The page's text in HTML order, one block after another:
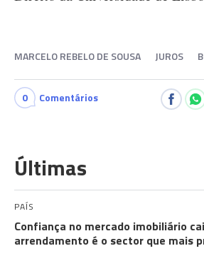
MARCELO REBELO DE SOUSA JUROS
0 Comentários
Últimas
PAÍS
Confiança no mercado imobiliário
arrendamento é o sector que mais